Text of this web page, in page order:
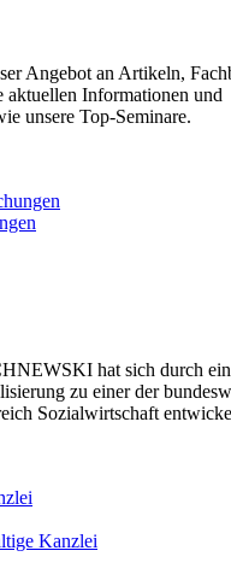
Angebot an Artikeln,
aktuellen Informationen und
unsere Top-Seminare.
hat sich durch
zu einer der
Sozialwirtschaft
Kanzlei